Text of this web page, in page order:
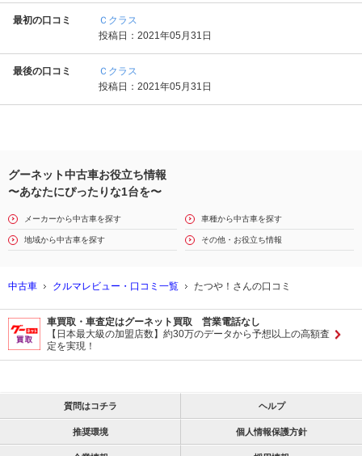
最初の口コミ
Ｃクラス
投稿日：2021年05月31日
最後の口コミ
Ｃクラス
投稿日：2021年05月31日
グーネット中古車お役立ち情報
〜あなたにぴったりな1台を〜
メーカーから中古車を探す 車種から中古車を探す
地域から中古車を探す その他・お役立ち情報
中古車 クルマレビュー・口コミ一覧 たつや！さんの口コミ
車買取・車査定はグーネット買取 営業電話なし
【日本最大級の加盟店数】約30万のデータから予想以上の高額査
定を実現！
質問はコチラ ヘルプ
推奨環境 個人情報保護方針